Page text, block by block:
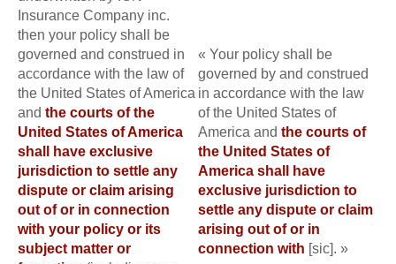
Insurance Company inc.
then your policy shall be
governed and construed in
accordance with the law of
the United States of America
and the courts of the
United States of America
shall have exclusive
jurisdiction to settle any
dispute or claim arising
out of or in connection
with your policy or its
subject matter or
« Your policy shall be
governed by and construed
in accordance with the law
of the United States of
America and the courts of
the United States of
America shall have
exclusive jurisdiction to
settle any dispute or claim
arising out of or in
connection with [sic]. »